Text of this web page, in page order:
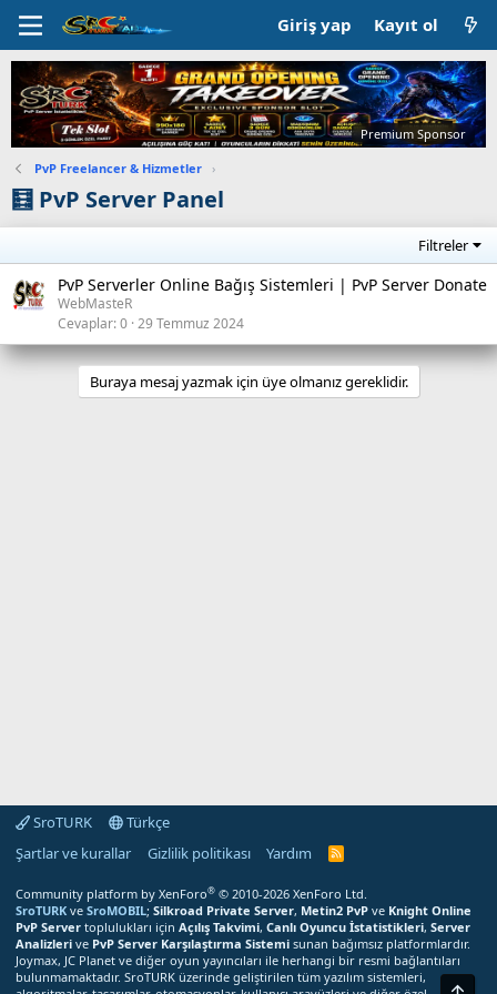
Giriş yap Kayıt ol
Premium Sponsor
PvP Freelancer & Hizmetler ›
🧮 PvP Server Panel
Filtreler
PvP Serverler Online Bağış Sistemleri | PvP Server Donate
WebMasteR
Cevaplar 0 29 Temmuz 2024
Buraya mesaj yazmak için üye olmanız gereklidir.
SroTURK
Türkçe
Şartlar ve kurallar
Gizlilik politikası Yardım
S
T
U
R
K
R
S
Community platform by XenForo® © 2010-2026 XenForo Ltd.
SroTURK ve SroMOBIL; Silkroad Private Server, Metin2 PvP ve Knight Online
PvP Server toplulukları için Açılış Takvimi, Canlı Oyuncu İstatistikleri, Server
Analizleri ve PvP Server Karşılaştırma Sistemi sunan bağımsız platformlardır.
Joymax, JC Planet ve diğer oyun yayıncıları ile herhangi bir resmi bağlantıları
bulunmamaktadır. SroTURK üzerinde geliştirilen tüm yazılım sistemleri,